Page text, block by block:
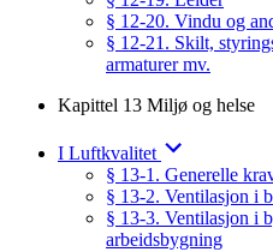
§ 12-20. Vindu og
§ 12-21. Skilt,
armaturer mv.
Kapittel 13 Miljø og helse
I Luftkvalitet
§ 13-1. Generelle
§ 13-2. Ventilasjon i
§ 13-3. Ventilasjon i
arbeidsbygning